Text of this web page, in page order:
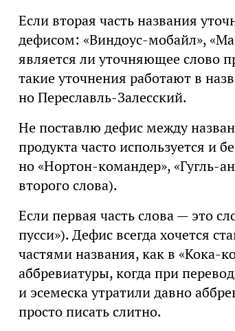
Если вторая часть названия
дефисом: «Виндоус-мобайл»,
является ли уточняющее слово
такие уточнения работают в
но Переславль-Залесский.
Не поставлю дефис между
продукта часто используется и
но «Нортон-командер», «Гугль-
второго слова).
Если первая часть слова — это
пусси»). Дефис всегда хочется
частями названия, как в «Кока-
аббревиатуры, когда при
и эсемеска утратили давно
просто писать слитно.